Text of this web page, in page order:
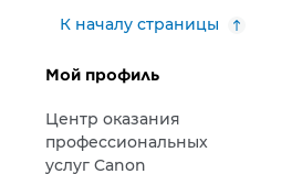
К началу страницы
Мой профиль
Центр оказания
профессиональных
услуг Canon